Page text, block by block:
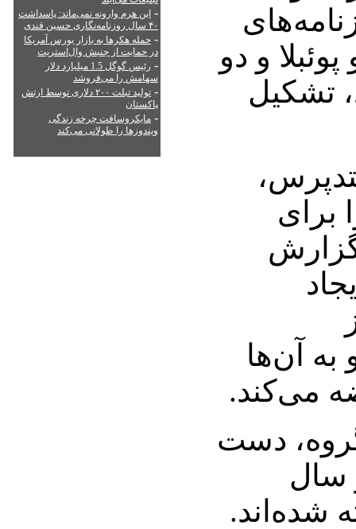
- این هرم وارونه نمی‌ماند: پاسداشت
۴۰ سال روزنامه‌نگاری حسین قندی
- حمله هکرها به بازار بورس آمریکا
در حمایت از جنبش وال‌استریت
-
رئیس گوگل 1.5 میلیارد دلار
سهامش را می‌فروشد
-
تولید تبلت ۲۰۰ دلاری توسط ارتش
پاکستان
- مایکروسافت چرخه زندگی
ویندوزها را طولانی می‌کند
و دو
تشکیل
برای
گزارش
به آن‌ها
می‌کند.
دست
سال
شده‌اند.